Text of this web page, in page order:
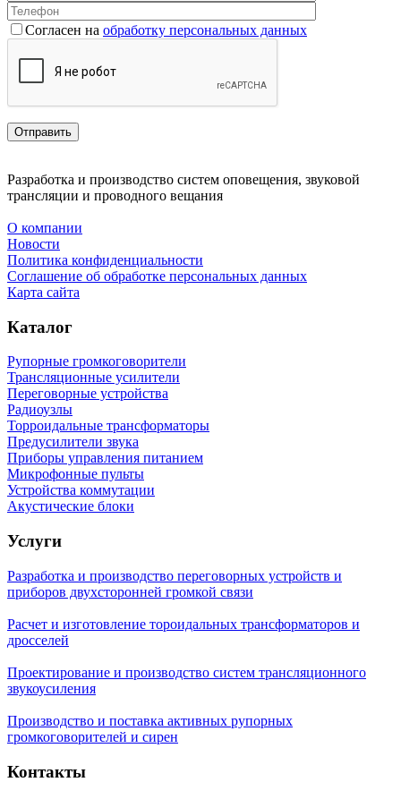
Согласен на обработку персональных данных
Разработка и производство систем оповещения, звуковой
трансляции и проводного вещания
О компании
Новости
Политика конфиденциальности
Соглашение об обработке персональных данных
Карта сайта
Каталог
Рупорные громкоговорители
Трансляционные усилители
Переговорные устройства
Радиоузлы
Торроидальные трансформаторы
Предусилители звука
Приборы управления питанием
Микрофонные пульты
Устройства коммутации
Акустические блоки
Услуги
Разработка и производство переговорных устройств и
приборов двухсторонней громкой связи
Расчет и изготовление тороидальных трансформаторов и
дросселей
Проектирование и производство систем трансляционного
звукоусиления
Производство и поставка активных рупорных
громкоговорителей и сирен
Контакты